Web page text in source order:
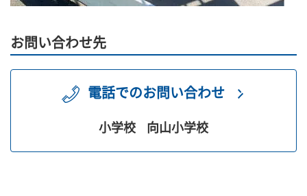
お問い合わせ先
電話でのお問い合わせ
小学校 向山小学校